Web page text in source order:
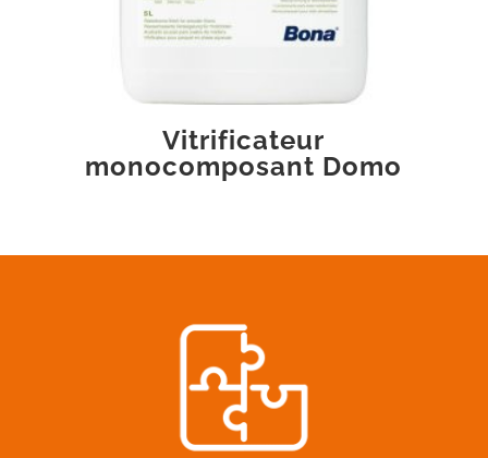
Vitrificateur
monocomposant Domo